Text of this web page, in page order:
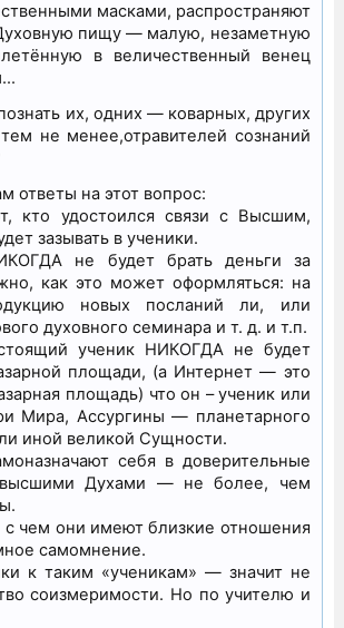
масками, распространяют
пищу — малую, незаметную
в величественный венец
их, одних — коварных, других
не менее,отравителей сознаний
ответы на этот вопрос:
кто удостоился связи с Высшим,
зазывать в ученики.
не будет брать деньги за
как это может оформляться: на
новых посланий ли, или
духовного семинара и т. д. и т.п.
ученик НИКОГДА не будет
площади, (а Интернет — это
площадь) что он – ученик или
Мира, Ассургины — планетарного
иной великой Сущности.
себя в доверительные
Духами — не более, чем
с чем они имеют близкие отношения
самомнение.
к таким «ученикам» — значит не
соизмеримости. Но по учителю и